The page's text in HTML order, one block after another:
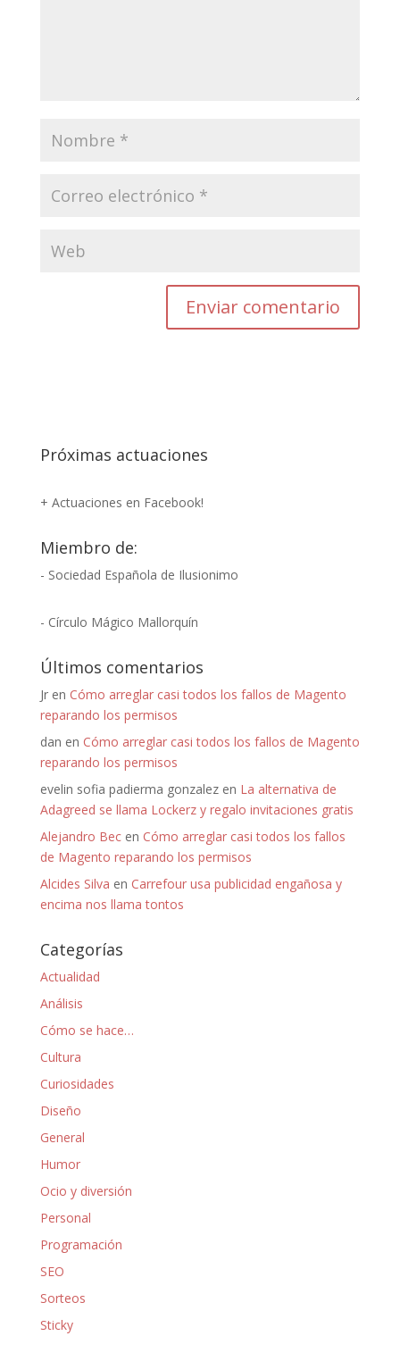
Próximas actuaciones
+ Actuaciones en Facebook!
Miembro de:
- Sociedad Española de Ilusionimo
- Círculo Mágico Mallorquín
Últimos comentarios
Jren Cómo arreglar casi todos los fallos de Magento
reparando los permisos
dan en Cómo arreglar casi todos los fallos de Magento
reparando los permisos
evelin sofia padierma gonzalezen La alternativa de
Adagreed se llama Lockerz y regalo invitaciones gratis
Alejandro Becen Cómo arreglar casi todos los fallos
de Magento reparando los permisos
Alcides Silva en Carrefour usa publicidad engañosa y
encima nos llama tontos
Categorías
Actualidad
Análisis
Cómo se hace…
Cultura
Curiosidades
Diseño
General
Humor
Ocio y diversión
Personal
Programación
SEO
Sorteos
Sticky